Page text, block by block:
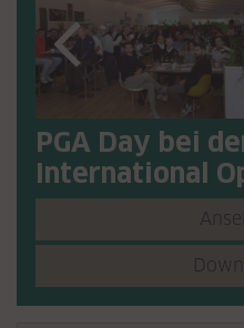
PGA Day bei
International